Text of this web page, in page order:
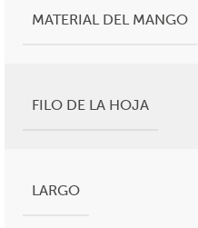
MATERIAL DEL MANGO
FILO DE LA HOJA
LARGO